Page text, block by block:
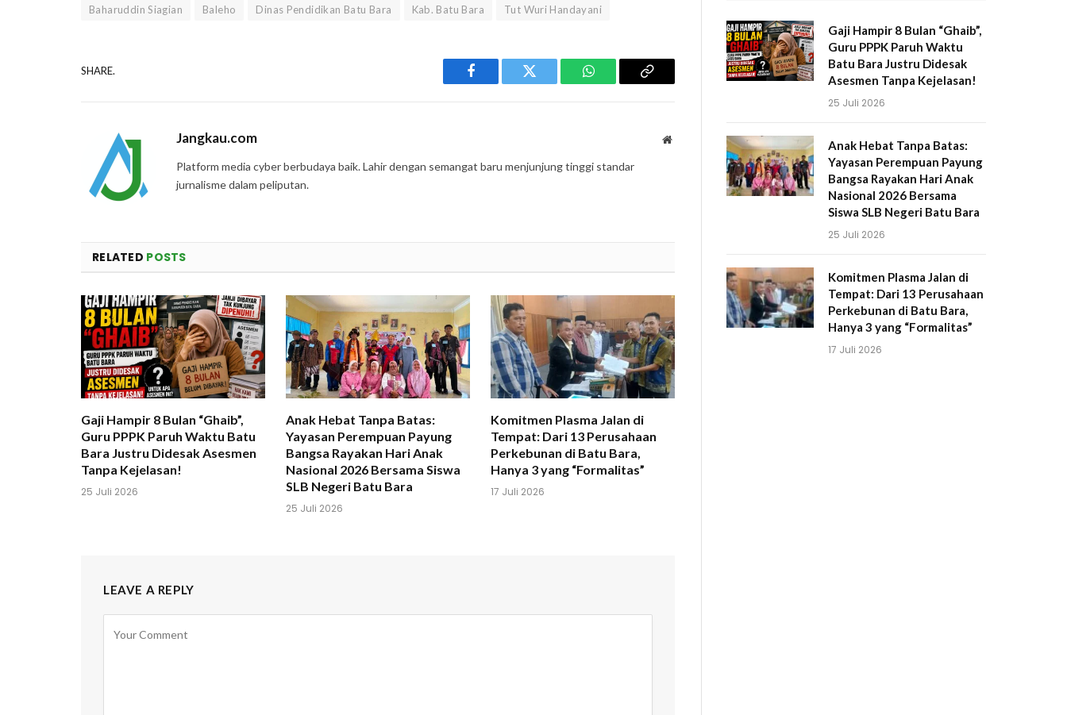
Baharuddin Siagian Baleho Dinas Pendidikan Batu Bara Kab. Batu Bara Tut Wuri Handayani
SHARE.
Facebook Twitter WhatsAppCopy
Jangkau.com Website
Platform media cyber berbudaya baik. Lahir dengan semangat baru menjunjung tinggi standar
jurnalisme dalam peliputan.
RELATED POSTS
Gaji Hampir 8 Bulan “Ghaib”,
Guru PPPK Paruh Waktu Batu
Bara Justru Didesak Asesmen
Tanpa Kejelasan!
25 Juli 2026
Anak Hebat Tanpa Batas:
Yayasan Perempuan Payung
Bangsa Rayakan Hari Anak
Nasional 2026 Bersama Siswa
SLB Negeri Batu Bara
25 Juli 2026
Komitmen Plasma Jalan di
Tempat: Dari 13 Perusahaan
Perkebunan di Batu Bara,
Hanya 3 yang “Formalitas”
17 Juli 2026
LEAVE A REPLY
Gaji Hampir 8 Bulan “Ghaib”,
Guru PPPK Paruh Waktu
Batu Bara Justru Didesak
Asesmen Tanpa Kejelasan!
25 Juli 2026
Anak Hebat Tanpa Batas:
Yayasan Perempuan Payung
Bangsa Rayakan Hari Anak
Nasional 2026 Bersama
Siswa SLB Negeri Batu Bara
25 Juli 2026
Komitmen Plasma Jalan di
Tempat: Dari 13 Perusahaan
Perkebunan di Batu Bara,
Hanya 3 yang “Formalitas”
17 Juli 2026